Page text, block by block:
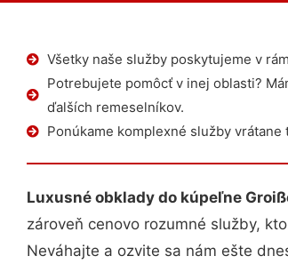
Všetky naše služby poskytujeme v
Potrebujete pomôcť v inej oblasti?
ďalších remeselníkov.
Ponúkame komplexné služby
Luxusné obklady do kúpeľne
zároveň cenovo rozumné služby,
Neváhajte a ozvite sa nám ešte